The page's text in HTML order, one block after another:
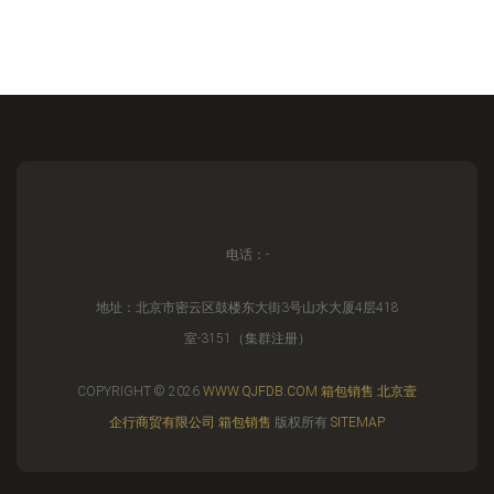
电话：-
地址：北京市密云区鼓楼东大街3号山水大厦4层418
室-3151（集群注册）
COPYRIGHT © 2026 WWW.QJFDB.COM 箱包销售 北京壹
企行商贸有限公司 箱包销售 版权所有 SITEMAP